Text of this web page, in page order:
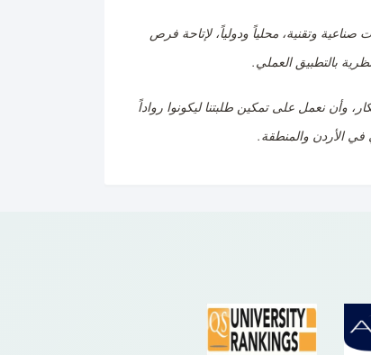
وتقنية، محلياً ودولياً، لإتاحة فرص
بالتطبيق العملي.
وأن نعمل على تمكين طلبتنا ليكونوا رواداً
الأردن والمنطقة.